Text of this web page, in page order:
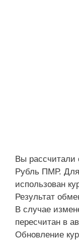
Вы рассчитали
Рубль ПМР.
использован
Результат
В случае
пересчитан в
Обновление